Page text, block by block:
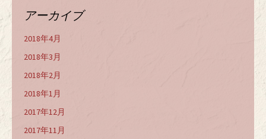
アーカイブ
2018年4月
2018年3月
2018年2月
2018年1月
2017年12月
2017年11月